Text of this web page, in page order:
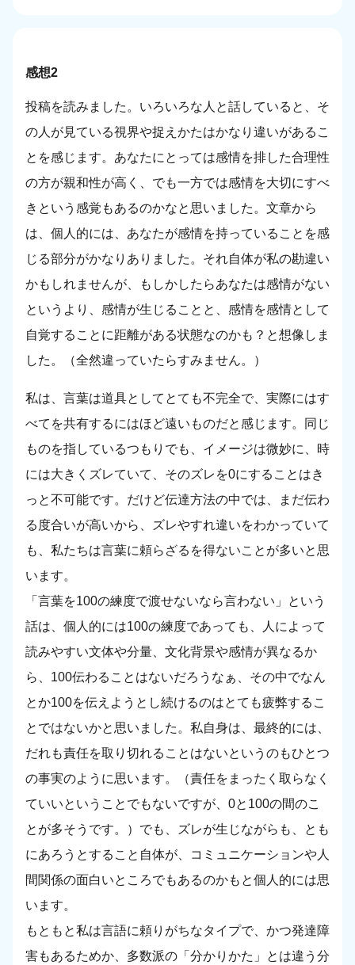
感想2
投稿を読みました。いろいろな人と話していると、そ
の人が見ている視界や捉えかたはかなり違いがあるこ
とを感じます。あなたにとっては感情を排した合理性
の方が親和性が高く、でも一方では感情を大切にすべ
きという感覚もあるのかなと思いました。文章から
は、個人的には、あなたが感情を持っていることを感
じる部分がかなりありました。それ自体が私の勘違い
かもしれませんが、もしかしたらあなたは感情がない
というより、感情が生じることと、感情を感情として
自覚することに距離がある状態なのかも？と想像しま
した。（全然違っていたらすみません。）
私は、言葉は道具としてとても不完全で、実際にはす
べてを共有するにはほど遠いものだと感じます。同じ
ものを指しているつもりでも、イメージは微妙に、時
には大きくズレていて、そのズレを0にすることはき
っと不可能です。だけど伝達方法の中では、まだ伝わ
る度合いが高いから、ズレやすれ違いをわかっていて
も、私たちは言葉に頼らざるを得ないことが多いと思
います。
「言葉を100の練度で渡せないなら言わない」という
話は、個人的には100の練度であっても、人によって
読みやすい文体や分量、文化背景や感情が異なるか
ら、100伝わることはないだろうなぁ、その中でなん
とか100を伝えようとし続けるのはとても疲弊するこ
とではないかと思いました。私自身は、最終的には、
だれも責任を取り切れることはないというのもひとつ
の事実のように思います。（責任をまったく取らなく
ていいということでもないですが、0と100の間のこ
とが多そうです。）でも、ズレが生じながらも、とも
にあろうとすること自体が、コミュニケーションや人
間関係の面白いところでもあるのかもと個人的には思
います。
もともと私は言語に頼りがちなタイプで、かつ発達障
害もあるためか、多数派の「分かりかた」とは違う分